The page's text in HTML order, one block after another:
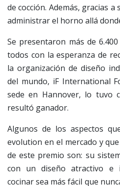
de cocción. Además, gracias
administrar el horno allá
Se presentaron más de
todos con la esperanza de
la organización de diseño
del mundo, iF International
sede en Hannover, lo tuvo
resultó ganador.
Algunos de los aspectos
evolution en el mercado y
de este premio son: su
con un diseño atractivo e
cocinar sea más fácil que